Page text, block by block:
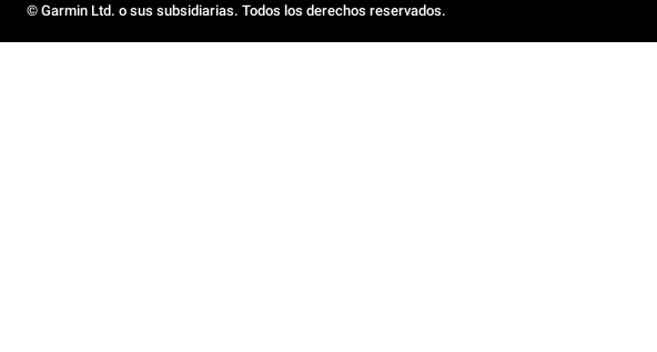
© Garmin Ltd. o sus subsidiarias. Todos los derechos reservados.